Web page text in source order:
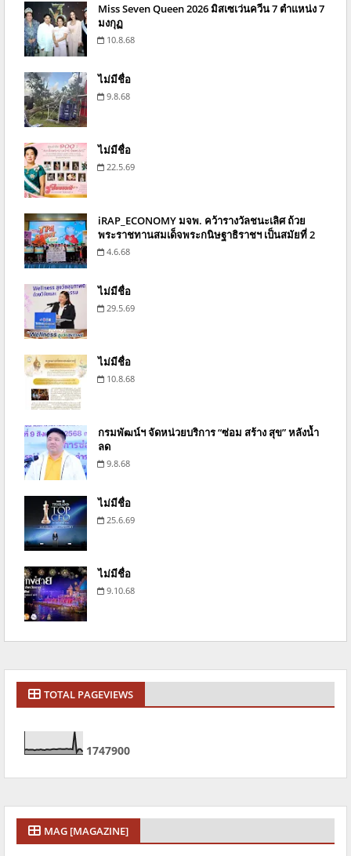
Miss Seven Queen 2026 มิสเซเว่นควีน 7 ตำแหน่ง 7
มงกุฏ
10.8.68
ไม่มีชื่อ
9.8.68
ไม่มีชื่อ
22.5.69
iRAP_ECONOMY มจพ. คว้ารางวัลชนะเลิศ ถ้วย
พระราชทานสมเด็จพระกนิษฐาธิราชฯ เป็นสมัยที่ 2
4.6.68
ไม่มีชื่อ
29.5.69
ไม่มีชื่อ
10.8.68
กรมพัฒน์ฯ จัดหน่วยบริการ “ซ่อม สร้าง สุข” หลังน้ำ
ลด
9.8.68
ไม่มีชื่อ
25.6.69
ไม่มีชื่อ
9.10.68
TOTAL PAGEVIEWS
1747900
MAG [MAGAZINE]